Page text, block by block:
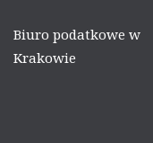
Biuro podatkowe w
Krakowie